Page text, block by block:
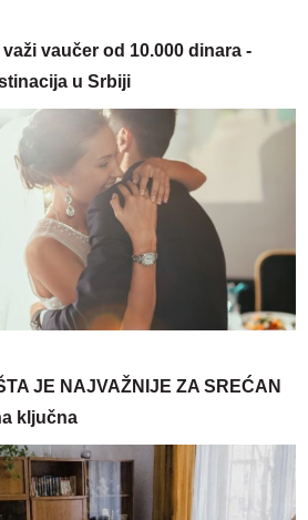
vaučer od 10.000 dinara -
u Srbiji
JE NAJVAŽNIJE ZA SREĆAN
ključna